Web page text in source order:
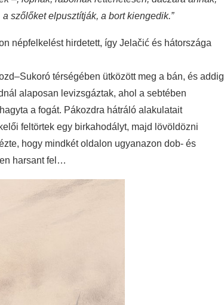
szőlőket elpusztítják, a bort kiengedik.”
népfelkelést hirdetett, így Jelačić és hátországa
térségében ütközött meg a bán, és
alaposan levizsgáztak, ahol a sebtében
a fogát. Pákozdra hátráló alakulatait
feltörtek egy birkahodályt, majd lövöldözni
hogy mindkét oldalon ugyanazon dob- és
harsant fel…